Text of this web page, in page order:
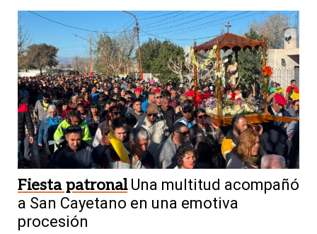
Fiesta patronal Una multitud acompañó
a San Cayetano en una emotiva
procesión